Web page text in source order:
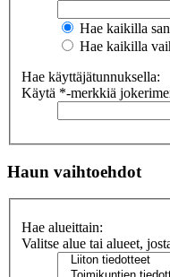
Hae kaikilla
Hae kaikilla
Hae käyttäjätunnuksella:
Käytä *-merkkiä
Haun vaihtoehdot
Hae alueittain:
Valitse alue tai alueet,